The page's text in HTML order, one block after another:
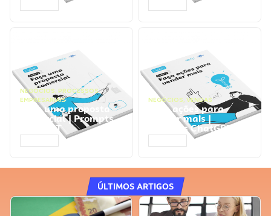
NEGÓCIOS, PROCESSOS
EMPRESARIAIS
Faça uma proposta
comercial | Prompts
ChatGPT
NEGÓCIOS, VENDAS
Faça ações para
vender mais |
Prompts ChatGPT
ÚLTIMOS ARTIGOS